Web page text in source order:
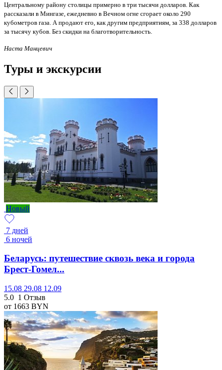
Центральному району столицы примерно в три тысячи долларов. Как
рассказали в Мингазе ежедневно в Вечном огне сгорает около 290
кубометров газа. А продают его, как другим предприятиям , за 338 долларов
за тысячу кубов. Без скидки на благотворительность.
Наста Манцевич
Туры и экскурсии
Новый
7 дней
6 ночей
Беларусь: путешествие сквозь века и города
Брест-Гомел...
15.08 29.08 12.09
5.0 1 Отзыв
от 1663 BYN